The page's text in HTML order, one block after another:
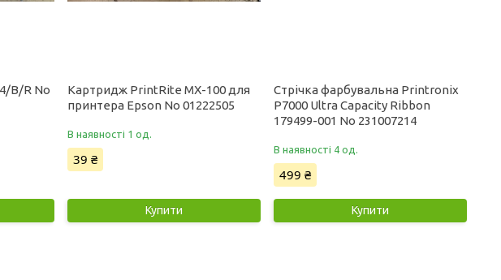
B/R No
Картридж PrintRite MX-100 для
принтера Epson No 01222505
В наявності 1 од.
39 ₴
Купити
Стрічка фарбувальна Printronix
P7000 Ultra Capacity Ribbon
179499-001 No 231007214
В наявності 4 од.
499 ₴
Купити